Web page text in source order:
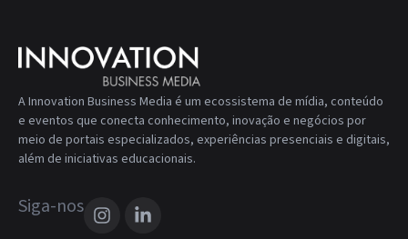
A Innovation Business Media é um ecossistema de mídia, conteúdo
e eventos que conecta conhecimento, inovação e negócios por
meio de portais especializados, experiências presenciais e digitais,
além de iniciativas educacionais.
Siga-nos